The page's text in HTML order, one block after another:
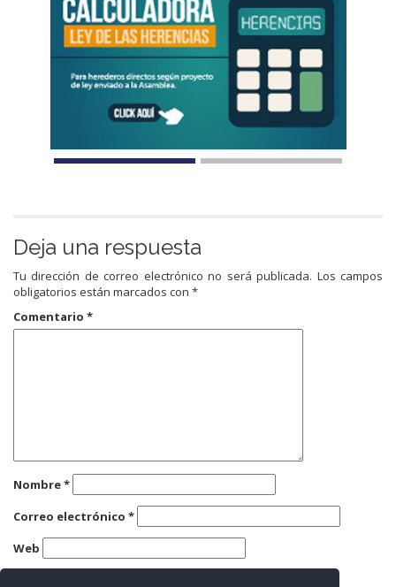
Deja una respuesta
Tu dirección de correo electrónico no será publicada. Los campos
obligatorios están marcados con *
Comentario *
Nombre*
Correo electrónico *
Web